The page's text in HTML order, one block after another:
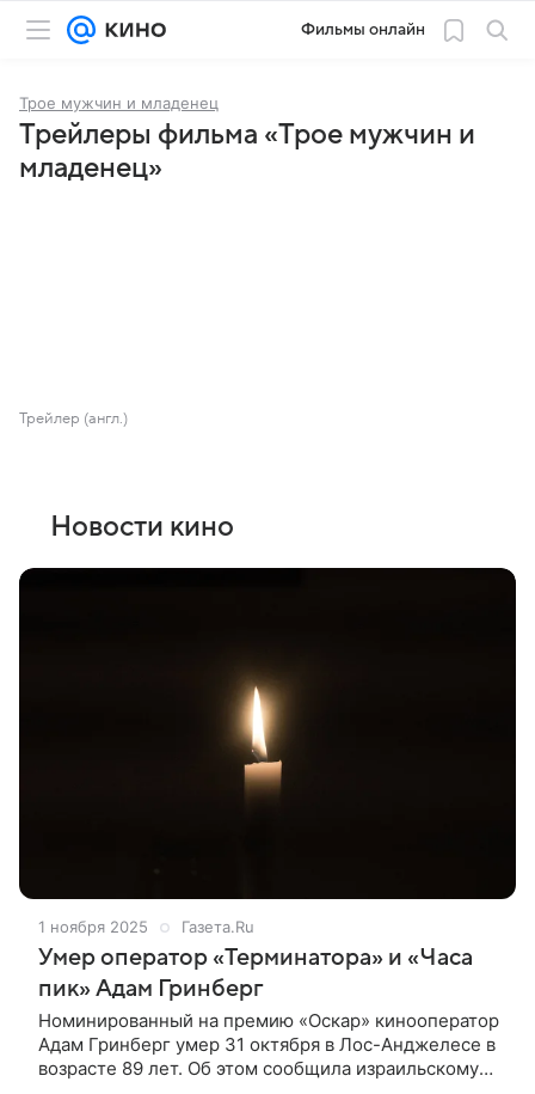
Фильмы онлайн
Трое мужчин и младенец
Трейлеры фильма «Трое мужчин и
младенец»
Трейлер (англ.)
Новости кино
1 ноября 2025 Газета.Ru
Умер оператор «Терминатора» и «Часа
пик» Адам Гринберг
Номинированный на премию «Оскар» кинооператор
Адам Гринберг умер 31 октября в Лос-Анджелесе в
возрасте 89 лет. Об этом сообщила израильскому